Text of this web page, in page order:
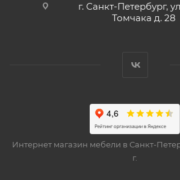
г. Санкт-Петербург,
Томчака д. 28
Интернет магазин мебели в Санкт-
г.